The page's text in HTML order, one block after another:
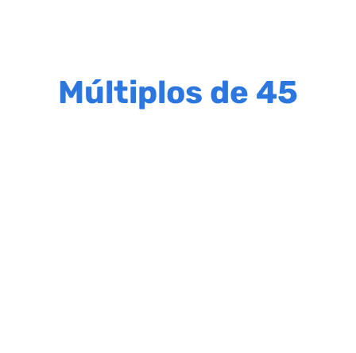
Múltiplos de 45